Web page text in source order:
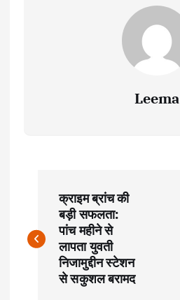
Leema
o
s
क्राइम ब्रांच की
बड़ी सफलता:
पांच महीने से
लापता युवती
निजामुद्दीन स्टेशन
से सकुशल बरामद